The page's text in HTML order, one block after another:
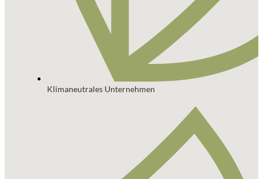
Klimaneutrales Unternehmen